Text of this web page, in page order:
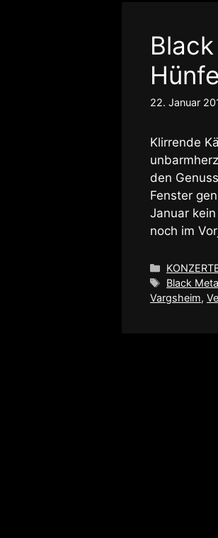
22. Januar
Klirrende
den
Fenster
Januar
noch im
Kategorien
Black
Vargsheim,